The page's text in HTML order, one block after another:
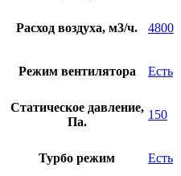
Расход воздуха, м3/ч. 4800
Режим вентилятора Есть
Статическое давление,
Па.
150
Турбо режим Есть